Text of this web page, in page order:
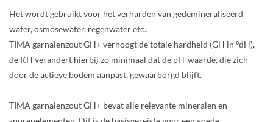
Het wordt gebruikt voor het verharden van gedemineraliseerd
water, osmosewater, regenwater etc..
TIMA garnalenzout GH+ verhoogt de totale hardheid (GH in °dH),
de KH verandert hierbij zo minimaal dat de pH-waarde, die zich
door de actieve bodem aanpast, gewaarborgd blijft.
TIMA garnalenzout GH+ bevat alle relevante mineralen en